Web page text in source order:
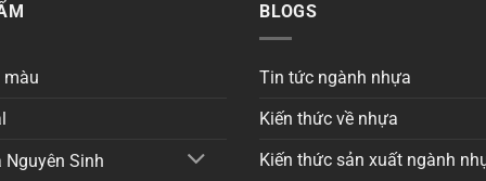
màu
Nguyên Sinh
BLOGS
Tin tức ngành nhựa
Kiến thức về nhựa
Kiến thức sản xuất ngành